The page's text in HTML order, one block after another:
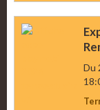
Du